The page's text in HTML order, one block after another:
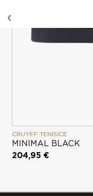
CRUYFF TENISICE
MINIMAL BLACK
204,95 €